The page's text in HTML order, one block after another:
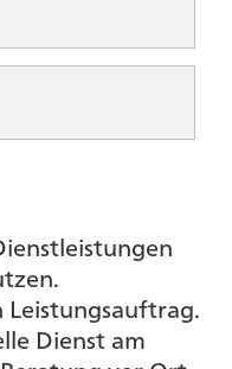
Leistungsauftrag.
Dienst am